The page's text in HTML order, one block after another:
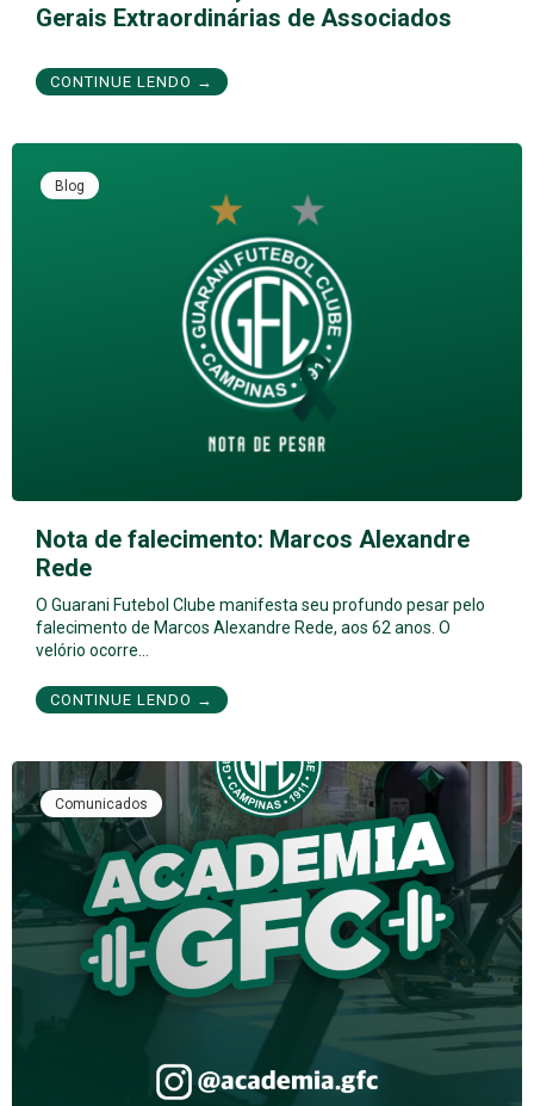
Gerais Extraordinárias de Associados
CONTINUE LENDO →
Blog
Nota de falecimento: Marcos Alexandre
Rede
O Guarani Futebol Clube manifesta seu profundo pesar pelo
falecimento de Marcos Alexandre Rede, aos 62 anos. O
velório ocorre…
CONTINUE LENDO →
Comunicados